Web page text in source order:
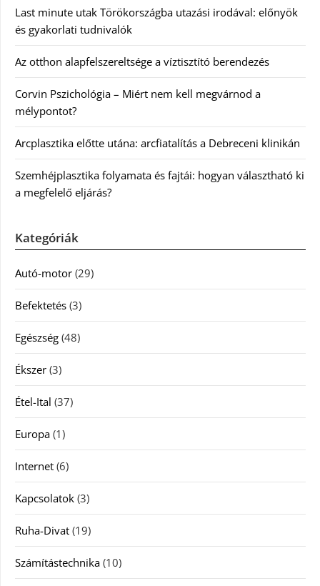
Last minute utak Törökországba utazási irodával: előnyök
és gyakorlati tudnivalók
Az otthon alapfelszereltsége a víztisztító berendezés
Corvin Pszichológia – Miért nem kell megvárnod a
mélypontot?
Arcplasztika előtte utána: arcfiatalítás a Debreceni klinikán
Szemhéjplasztika folyamata és fajtái: hogyan választható ki
a megfelelő eljárás?
Kategóriák
Autó-motor (29)
Befektetés (3)
Egészség (48)
Ékszer (3)
Étel-Ital (37)
Europa (1)
Internet (6)
Kapcsolatok (3)
Ruha-Divat (19)
Számítástechnika (10)